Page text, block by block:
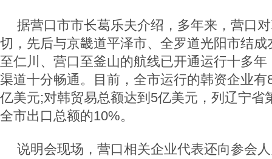
据营口市市长葛乐夫介绍，多年来，营口
切，先后与京畿道平泽市、全罗道光阳市结
至仁川、营口至釜山的航线已开通运行十多
渠道十分畅通。目前，全市运行的韩资企业有
亿美元;对韩贸易总额达到5亿美元，列辽宁省
全市出口总额的10%。
说明会现场，营口相关企业代表还向参会